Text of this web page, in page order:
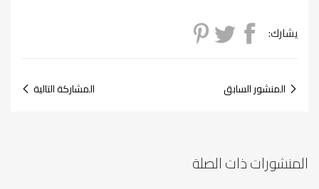
يشارك:
المنشور السابق المشاركة التالية
المنشورات ذات الصلة